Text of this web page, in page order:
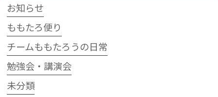
お知らせ
ももたろ便り
チームももたろうの日常
勉強会・講演会
未分類